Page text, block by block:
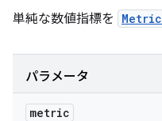
単純な数値指標を Metric
パラメータ
metric